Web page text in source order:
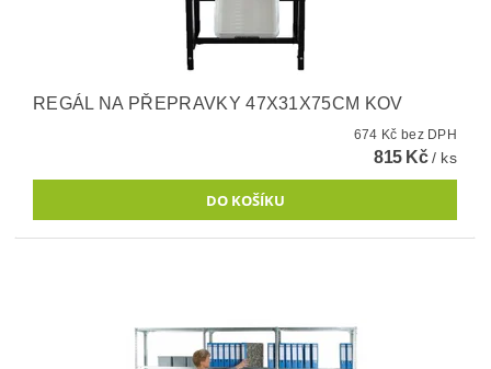
REGÁL NA PŘEPRAVKY 47X31X75CM KOV
674 Kč bez DPH
815 Kč/ ks